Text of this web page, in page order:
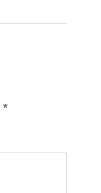
*